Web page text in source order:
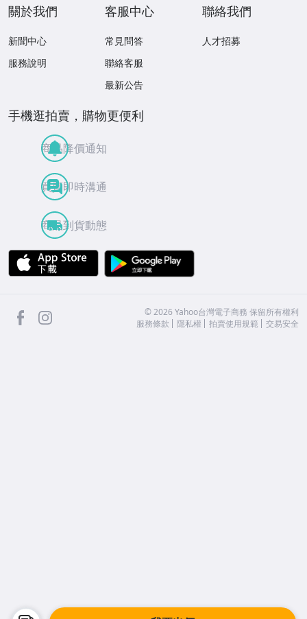
關於我們
新聞中心
服務說明
客服中心
常見問答
聯絡客服
最新公告
聯絡我們
人才招募
手機逛拍賣，購物更便利
商品降價通知
買賣即時溝通
商品到貨動態
APP Store
facebook ©2026 Yahoo台灣電子商務 保留所有權利
服務條款
隱私權 拍賣使用規範 交易安全